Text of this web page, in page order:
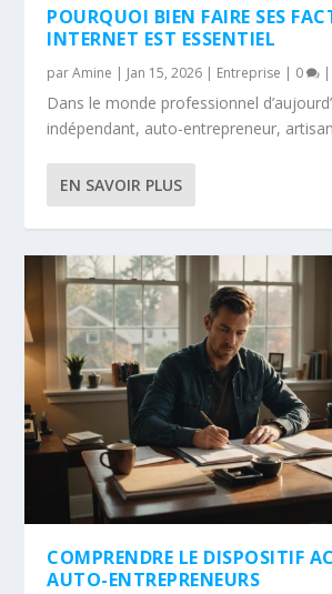
POURQUOI BIEN FAIRE SES
INTERNET EST ESSENTIEL
parAmine | Jan 15, 2026 | Entreprise | 0
Dans le monde professionnel
indépendant, auto-entrepreneur,
EN SAVOIR PLUS
COMPRENDRE LE DISPOSITIF
AUTO-ENTREPRENEURS